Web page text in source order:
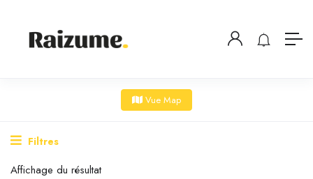
Vue Map
Filtres
Affichage du résultat